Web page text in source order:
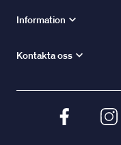
Information
Kontakta oss